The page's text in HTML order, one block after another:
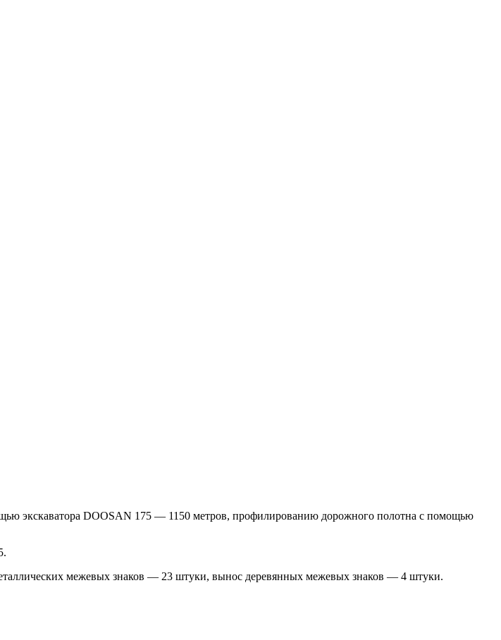
экскаватора DOOSAN 175 — 1150 метров, профилированию дорожного полотна с помощью
межевых знаков — 23 штуки, вынос деревянных межевых знаков — 4 штуки.